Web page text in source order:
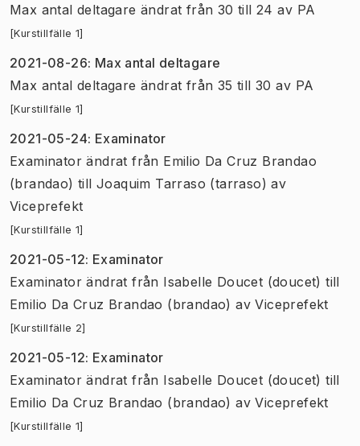
Max antal deltagare ändrat från 30 till 24 av PA
[Kurstillfälle 1]
2021-08-26: Max antal deltagare
Max antal deltagare ändrat från 35 till 30 av PA
[Kurstillfälle 1]
2021-05-24: Examinator
Examinator ändrat från Emilio Da Cruz Brandao
(brandao) till Joaquim Tarraso (tarraso) av
Viceprefekt
[Kurstillfälle 1]
2021-05-12: Examinator
Examinator ändrat från Isabelle Doucet (doucet) till
Emilio Da Cruz Brandao (brandao) av Viceprefekt
[Kurstillfälle 2]
2021-05-12: Examinator
Examinator ändrat från Isabelle Doucet (doucet) till
Emilio Da Cruz Brandao (brandao) av Viceprefekt
[Kurstillfälle 1]